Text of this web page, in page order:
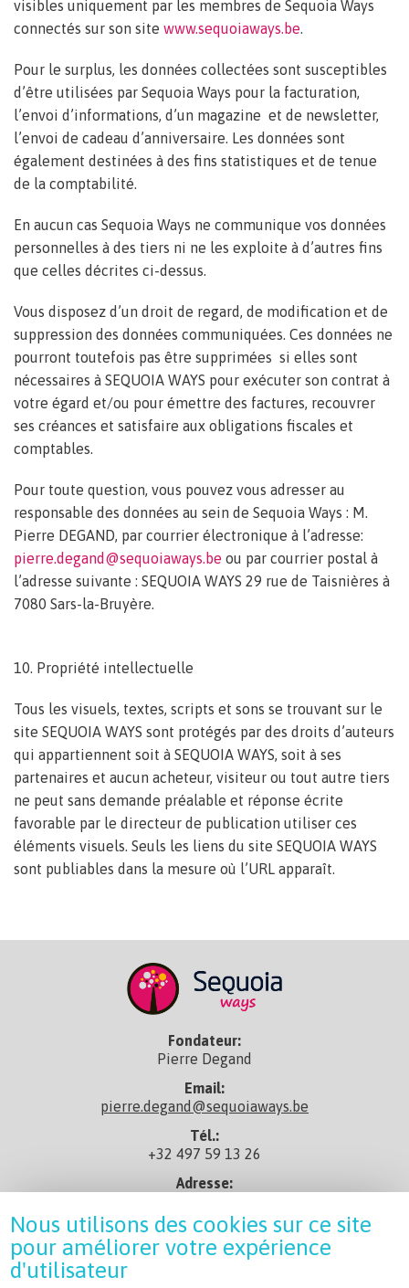
visibles uniquement par les membres de Sequoia Ways
connectés sur son site www.sequoiaways.be.
Pour le surplus, les données collectées sont susceptibles
d’être utilisées par Sequoia Ways pour la facturation,
l’envoi d’informations, d’un magazine et de newsletter,
l’envoi de cadeau d’anniversaire. Les données sont
également destinées à des fins statistiques et de tenue
de la comptabilité.
En aucun cas Sequoia Ways ne communique vos données
personnelles à des tiers ni ne les exploite à d’autres fins
que celles décrites ci-dessus.
Vous disposez d’un droit de regard, de modification et de
suppression des données communiquées. Ces données ne
pourront toutefois pas être supprimées si elles sont
nécessaires à SEQUOIA WAYS pour exécuter son contrat à
votre égard et/ou pour émettre des factures, recouvrer
ses créances et satisfaire aux obligations fiscales et
comptables.
Pour toute question, vous pouvez vous adresser au
responsable des données au sein de Sequoia Ways : M.
Pierre DEGAND, par courrier électronique à l’adresse:
pierre.degand@sequoiaways.be ou par courrier postal à
l’adresse suivante : SEQUOIA WAYS 29 rue de Taisnières à
7080 Sars-la-Bruyère.
10. Propriété intellectuelle
Tous les visuels, textes, scripts et sons se trouvant sur le
site SEQUOIA WAYS sont protégés par des droits d’auteurs
qui appartiennent soit à SEQUOIA WAYS, soit à ses
partenaires et aucun acheteur, visiteur ou tout autre tiers
ne peut sans demande préalable et réponse écrite
favorable par le directeur de publication utiliser ces
éléments visuels. Seuls les liens du site SEQUOIA WAYS
sont publiables dans la mesure où l’URL apparaît.
Fondateur:
Pierre Degand
Email:
pierre.degand@sequoiaways.be
Tél.:
+32 497 59 13 26
Adresse:
En savoir+:
Profil Linkedin
Nous utilisons des cookies sur ce site
pour améliorer votre expérience
d'utilisateur